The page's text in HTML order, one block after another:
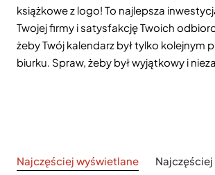
książkowe z logo! To najlepsza
Twojej firmy i satysfakcję Twoich
żeby Twój kalendarz był tylko kolejnym
biurku. Spraw, żeby był wyjątkowy i
Najczęściej wyświetlane